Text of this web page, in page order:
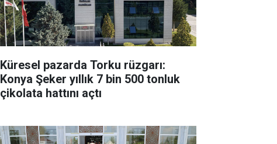
Küresel pazarda Torku rüzgarı:
Konya Şeker yıllık 7 bin 500 tonluk
çikolata hattını açtı